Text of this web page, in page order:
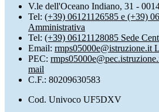
V.le dell'Oceano Indiano, 31 -
Tel: (+39) 06121126585 e (+39)
Amministrativa
Tel: (+39) 06121128085 Sede
Email: rmps05000e@istruzione.it
PEC:
mail
C.F.: 80209630583
Cod. Univoco UF5DXV